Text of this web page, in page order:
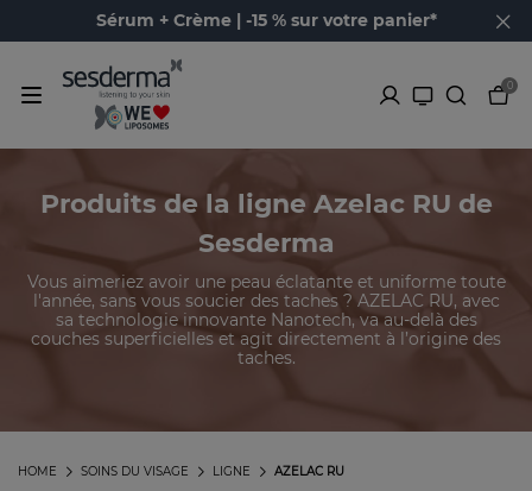
Sérum + Crème | -15 % sur votre panier*
0
Produits de la ligne Azelac RU de
Sesderma
Vous aimeriez avoir une peau éclatante et uniforme toute
l'année, sans vous soucier des taches ? AZELAC RU, avec
sa technologie innovante Nanotech, va au-delà des
couches superficielles et agit directement à l’origine des
taches.
AZELAC RU
LIGNE
SOINS DU VISAGE
HOME